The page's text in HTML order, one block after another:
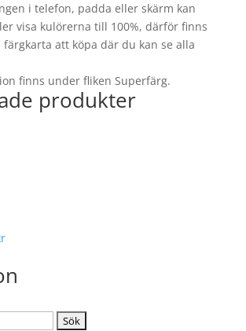
i telefon, padda eller skärm kan
visa kulörerna till 100%, därför finns
att köpa där du kan se alla
finns under fliken Superfärg.
produkter